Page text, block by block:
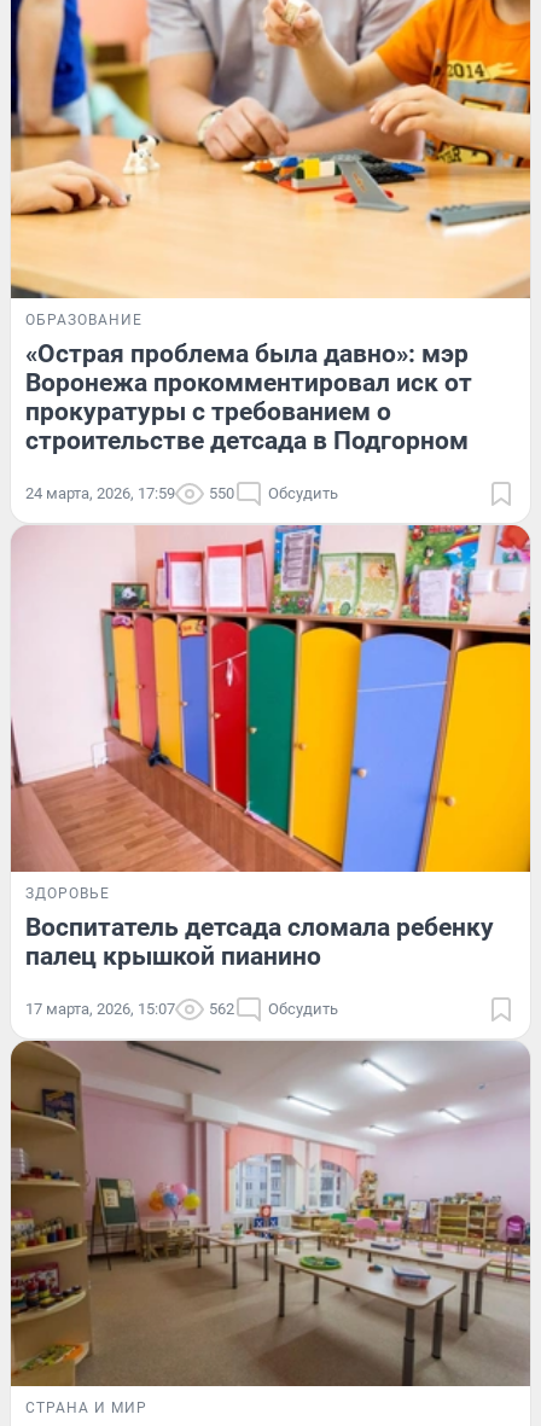
ОБРАЗОВАНИЕ
«Острая проблема была давно»: мэр
Воронежа прокомментировал иск от
прокуратуры с требованием о
строительстве детсада в Подгорном
24 марта, 2026, 17:59 550 Обсудить
ЗДОРОВЬЕ
Воспитатель детсада сломала ребенку
палец крышкой пианино
17 марта, 2026, 15:07 562 Обсудить
СТРАНА И МИР